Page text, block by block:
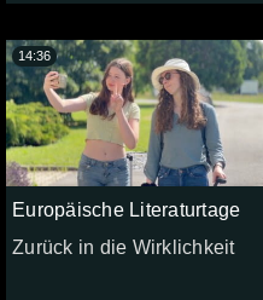
Europäische Literaturtage
Zurück in die Wirklichkeit
14:36